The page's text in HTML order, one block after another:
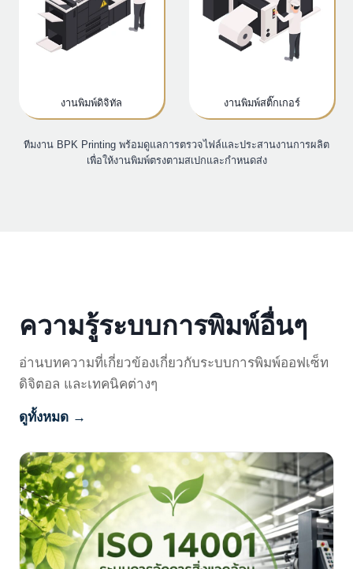
งานพิมพ์ดิจิทัล งานพิมพ์สติ๊กเกอร์
ทีมงาน BPK Printing พร้อมดูแลการตรวจไฟล์และประสานงานการผลิต
เพื่อให้งานพิมพ์ตรงตามสเปกและกำหนดส่ง
ความรู้ระบบการพิมพ์อื่นๆ
อ่านบทความที่เกี่ยวข้องเกี่ยวกับระบบการพิมพ์ออฟเซ็ท
ดิจิตอล และเทคนิคต่างๆ
ดูทั้งหมด →